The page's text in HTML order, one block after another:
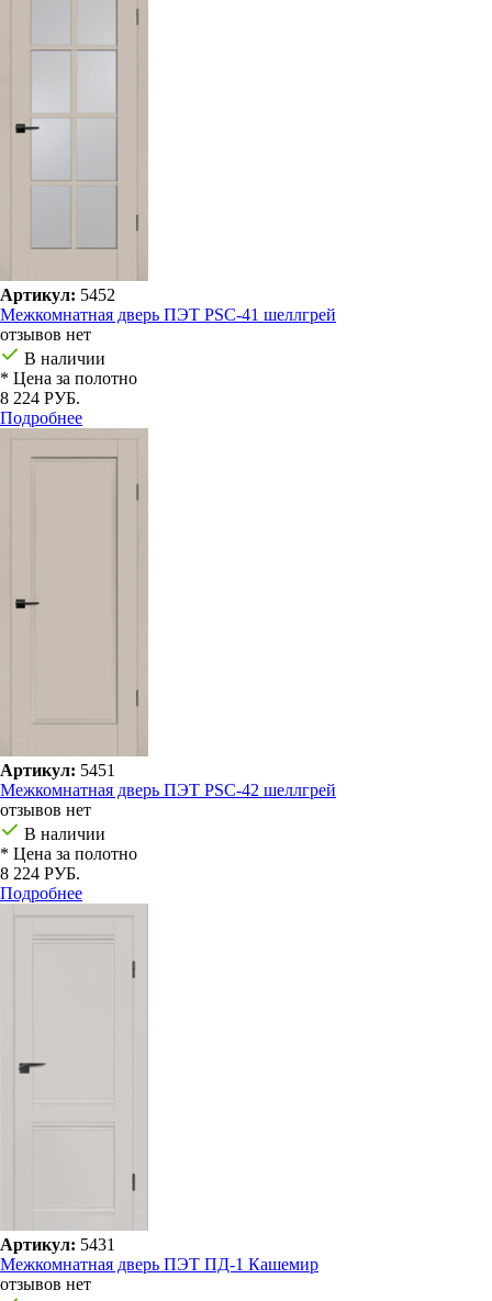
Артикул: 5452
Межкомнатная дверь ПЭТ PSC-41 шеллгрей
отзывов нет
В наличии
* Цена за полотно
8 224 РУБ.
Подробнее
Артикул: 5451
Межкомнатная дверь ПЭТ PSC-42 шеллгрей
отзывов нет
В наличии
* Цена за полотно
8 224 РУБ.
Подробнее
Артикул: 5431
Межкомнатная дверь ПЭТ ПД-1 Кашемир
отзывов нет